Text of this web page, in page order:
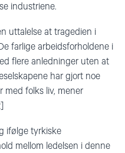
industriene.
uttalelse at tragedien i
farlige arbeidsforholdene i
flere anledninger uten at
har gjort noe
med folks liv, mener
ifølge tyrkiske
mellom ledelsen i denne